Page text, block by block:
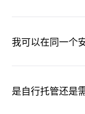
我可以在同一个
是自行托管还是